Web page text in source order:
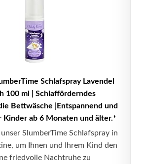
Schlafspray Lavendel
100 ml | Schlafförderndes
Bettwäsche |Entspannend und
Kinder ab 6 Monaten und älter.*
unser SlumberTime Schlafspray in
um Ihnen und Ihrem Kind den
friedvolle Nachtruhe zu